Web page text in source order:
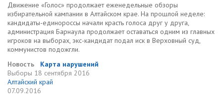
Движение «Голос» продолжает еженедельные обзоры
избирательной кампании в Алтайском крае. На прошлой неделе:
кандидаты-единороссы начали красть голоса друг у друга,
администрация Барнаула продолжает оставаться одним из главных
игроков на выборах, экс-кандидат подал иск в Верховный суд,
коммунистов подожгли.
Новость
Карта нарушений
Выборы 18 сентября 2016
Алтайский край
07.09.2016